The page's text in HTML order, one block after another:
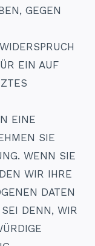
GEGEN
EIN AUF
EINE
SIE
WENN SIE
WIR IHRE
DATEN
DENN, WIR